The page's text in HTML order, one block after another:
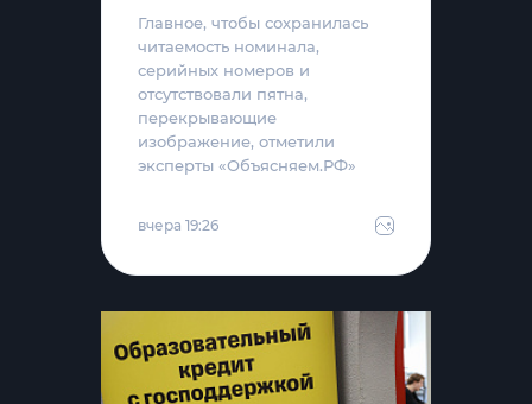
Главное, чтобы сохранилась
читаемость номинала,
серийных номеров и
отсутствовали пятна,
перекрывающие
изображение, отметили
эксперты «Объясняем.РФ»
вчера 19:26